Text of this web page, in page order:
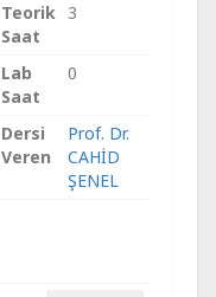
Teorik
Saat
3
Lab
Saat
0
Dersi
Veren
Prof. Dr.
CAHİD
ŞENEL